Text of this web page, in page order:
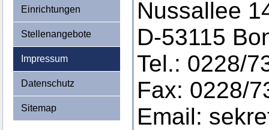
Einrichtungen
Stellenangebote
Impressum
Datenschutz
Sitemap
Nussallee
D-53115
Tel.: 0228/
Fax: 0228/
Email: